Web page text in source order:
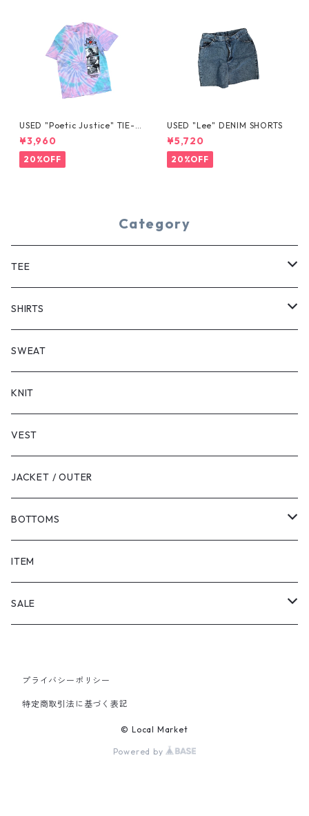
USED "Poetic Justice" TIE-D
YE TEE
¥3,960
20%OFF
USED "Lee" DENIM SHORTS
¥5,720
20%OFF
Category
TEE
SHORT SLEEVE
LONG SLEEVE
SHIRTS
SHORT SLEEVE
LONG SLEEVE
SWEAT
KNIT
VEST
JACKET / OUTER
BOTTOMS
SHORTS
PANTS
ITEM
SALE
PANTS
プライバシーポリシー
特定商取引法に基づく表記
© Local Market
Powered by